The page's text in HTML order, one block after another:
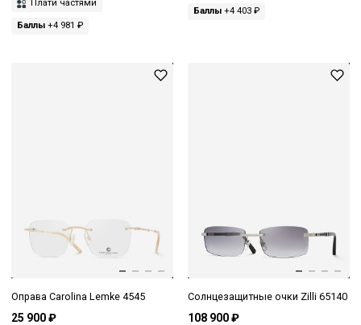
Плати частями
Баллы +4 981 ₽
Баллы+4 403 ₽
Оправа Carolina Lemke 4545
25 900 ₽
Солнцезащитные очки Zilli 65140
108 900 ₽